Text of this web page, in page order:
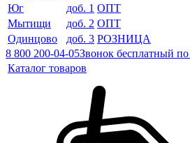
Юг
доб. 1 ОПТ
Мытищи
доб. 2 ОПТ
Одинцово
доб. 3 РОЗНИЦА
8 800 200-04-05Звонок бесплатный
Каталог товаров